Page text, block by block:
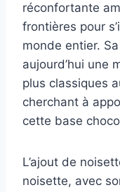
réconfortante
frontières pour
monde entier.
aujourd’hui une
plus classiques
cherchant à
cette base
L’ajout de
noisette, avec